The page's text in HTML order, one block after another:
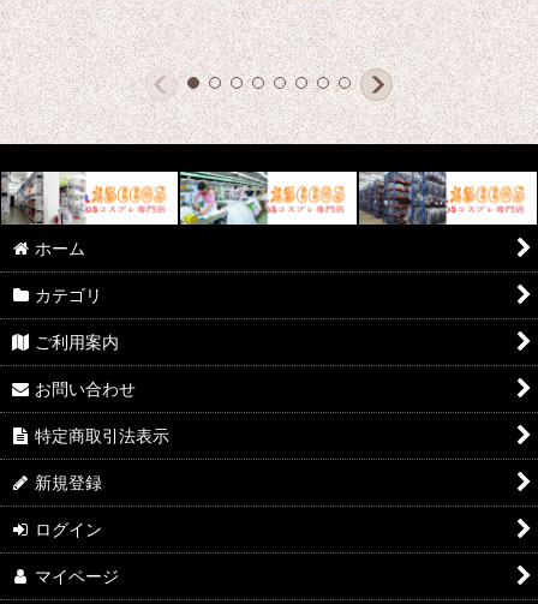
ホーム
カテゴリ
ご利用案内
お問い合わせ
特定商取引法表示
新規登録
ログイン
マイページ